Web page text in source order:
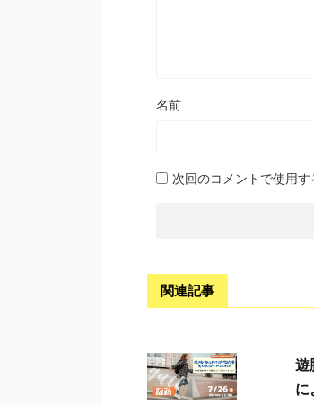
名前
次回のコメントで使用
関連記事
遊
に